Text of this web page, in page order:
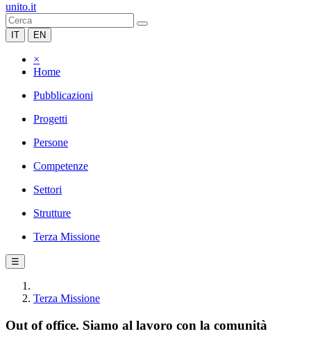
unito.it
IT EN
×
Home
Pubblicazioni
Progetti
Persone
Competenze
Settori
Strutture
Terza Missione
☰
Terza Missione
Out of office. Siamo al lavoro con la comunità